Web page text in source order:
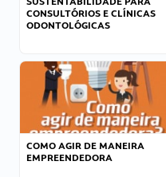
CONSULTÓRIOS E CLÍNICAS
ODONTOLÓGICAS
COMO AGIR DE MANEIRA
EMPREENDEDORA